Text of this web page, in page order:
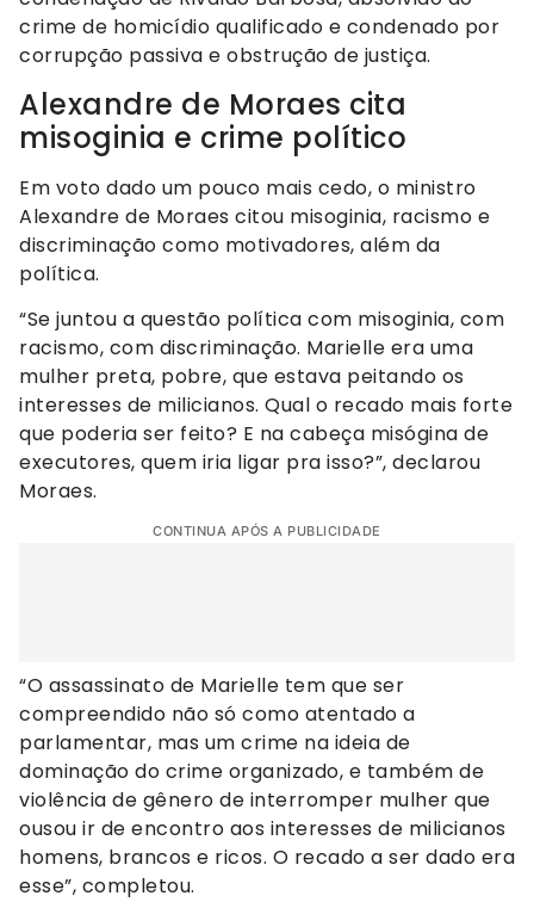
crime de homicídio qualificado e condenado por
corrupção passiva e obstrução de justiça.
Alexandre de Moraes cita
misoginia e crime político
Em voto dado um pouco mais cedo, o ministro
Alexandre de Moraes citou misoginia, racismo e
discriminação como motivadores, além da
política.
“Se juntou a questão política com misoginia, com
racismo, com discriminação. Marielle era uma
mulher preta, pobre, que estava peitando os
interesses de milicianos. Qual o recado mais forte
que poderia ser feito? E na cabeça misógina de
executores, quem iria ligar pra isso?”, declarou
Moraes.
CONTINUA APÓS A PUBLICIDADE
“O assassinato de Marielle tem que ser
compreendido não só como atentado a
parlamentar, mas um crime na ideia de
dominação do crime organizado, e também de
violência de gênero de interromper mulher que
ousou ir de encontro aos interesses de milicianos
homens, brancos e ricos. O recado a ser dado era
esse”, completou.